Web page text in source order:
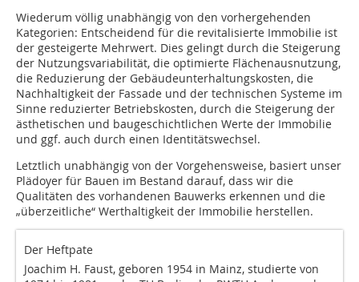
Wiederum völlig unabhängig von den vorhergehenden
Kategorien: Entscheidend für die revitalisierte Immobilie ist
der gesteigerte Mehrwert. Dies gelingt durch die Steigerung
der Nutzungsvariabilität, die optimierte Flächenausnutzung,
die Reduzierung der Gebäudeunterhaltungskosten, die
Nachhaltigkeit der Fassade und der technischen Systeme im
Sinne reduzierter Betriebskosten, durch die Steigerung der
ästhetischen und baugeschichtlichen Werte der Immobilie
und ggf. auch durch einen Identitätswechsel.
Letztlich unabhängig von der Vorgehensweise, basiert unser
Plädoyer für Bauen im Bestand darauf, dass wir die
Qualitäten des vorhandenen Bauwerks erkennen und die
„überzeitliche“ Werthaltigkeit der Immobilie herstellen.
Der Heftpate
Joachim H. Faust, geboren 1954 in Mainz, studierte von